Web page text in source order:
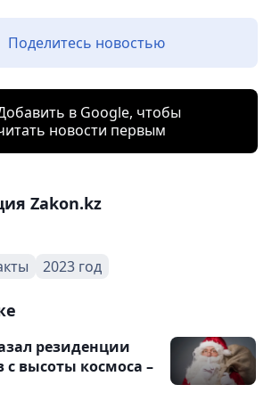
Поделитесь новостью
в Google, чтобы
новости первым
Zakon.kz
2023 год
резиденции
высоты космоса –